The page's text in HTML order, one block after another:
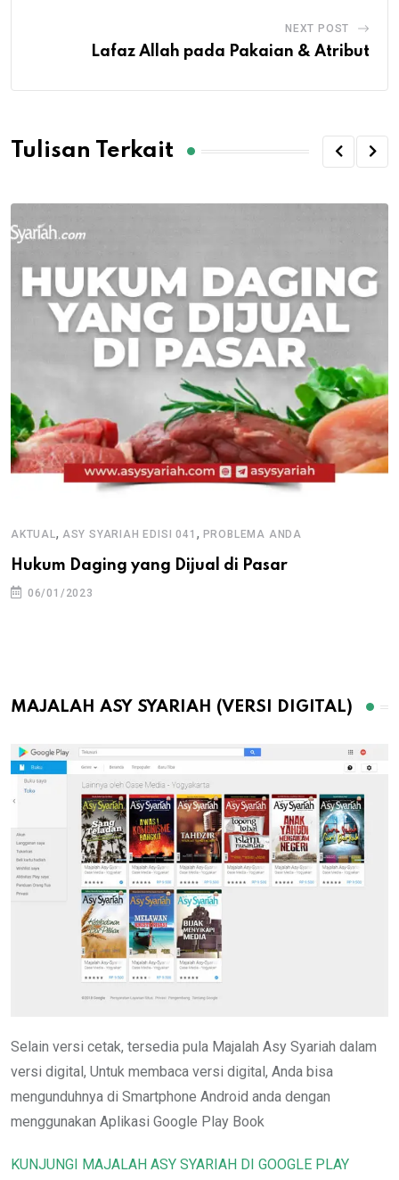
NEXT POST
Lafaz Allah pada Pakaian & Atribut
Tulisan Terkait
AKTUAL, ASY SYARIAH EDISI 041 , PROBLEMA ANDA
Hukum Daging yang Dijual di Pasar
06/01/2023
MAJALAH ASY SYARIAH (VERSI DIGITAL)
Selain versi cetak, tersedia pula Majalah Asy Syariah dalam
versi digital, Untuk membaca versi digital, Anda bisa
mengunduhnya di Smartphone Android anda dengan
menggunakan Aplikasi Google Play Book
KUNJUNGI MAJALAH ASY SYARIAH DI GOOGLE PLAY